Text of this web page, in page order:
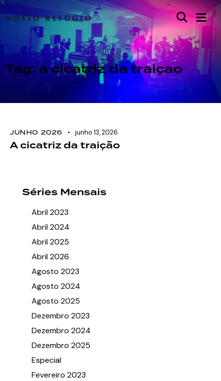
Tag: a cicatriz da traiçao
JUNHO 2026 junho 13, 2026
A cicatriz da traição
Séries Mensais
Abril 2023
Abril 2024
Abril 2025
Abril 2026
Agosto 2023
Agosto 2024
Agosto 2025
Dezembro 2023
Dezembro 2024
Dezembro 2025
Especial
Fevereiro 2023